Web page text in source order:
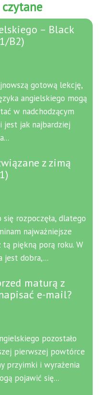
– Black
B2)
gotową lekcję,
angielskiego mogą
w nadchodzącym
jest jak najbardziej
z zimą
rozpoczęła, dlatego
najważniejsze
tą piękną porą roku. W
jest dobra,...
maturą z
e-mail?
pozostało
pierwszej powtórce
przyimki i wyrażenia
pojawić się...